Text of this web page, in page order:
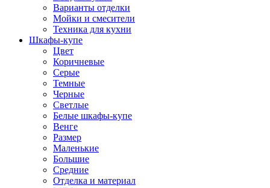
Варианты отделки
Мойки и смесители
Техника для кухни
Шкафы-купе
Цвет
Коричневые
Серые
Темные
Черные
Светлые
Белые шкафы-купе
Венге
Размер
Маленькие
Большие
Средние
Отделка и материал